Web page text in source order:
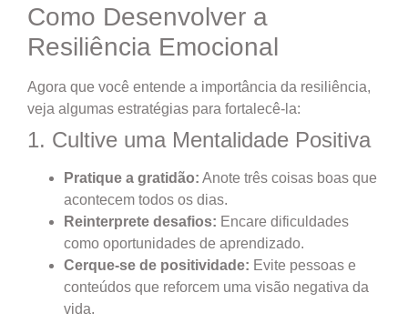
Como Desenvolver a
Resiliência Emocional
Agora que você entende a importância da resiliência,
veja algumas estratégias para fortalecê-la:
1. Cultive uma Mentalidade Positiva
Pratique a gratidão: Anote três coisas boas que
acontecem todos os dias.
Reinterprete desafios: Encare dificuldades
como oportunidades de aprendizado.
Cerque-se de positividade: Evite pessoas e
conteúdos que reforcem uma visão negativa da
vida.